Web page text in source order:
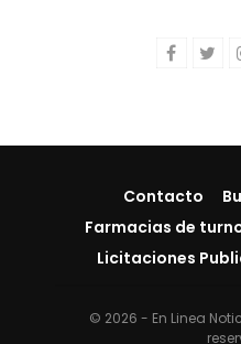
Contacto
Farmacias de
Licitaciones
© 2026 - En Linea